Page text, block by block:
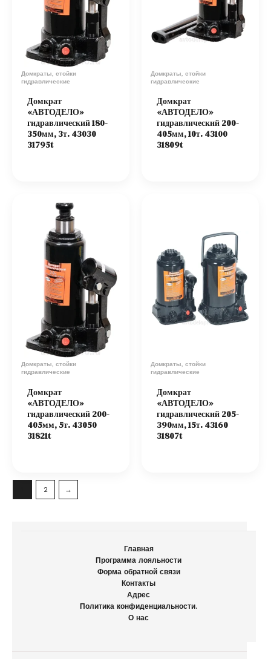
Домкраты, стойки
гидравлические
Домкрат
«АВТОДЕЛО»
гидравлический 180-
350мм, 3т. 43030
31795t
Домкраты, стойки
гидравлические
Домкрат
«АВТОДЕЛО»
гидравлический 200-
405мм, 10т. 43100
31809t
Домкраты, стойки
гидравлические
Домкрат
«АВТОДЕЛО»
гидравлический 200-
405мм, 5т. 43050
31821t
Домкраты, стойки
гидравлические
Домкрат
«АВТОДЕЛО»
гидравлический 205-
390мм, 15т. 43160
31807t
2 →
Главная
Программа лояльности
Форма обратной связи
Контакты
Адрес
Политика конфиденциальности.
О нас